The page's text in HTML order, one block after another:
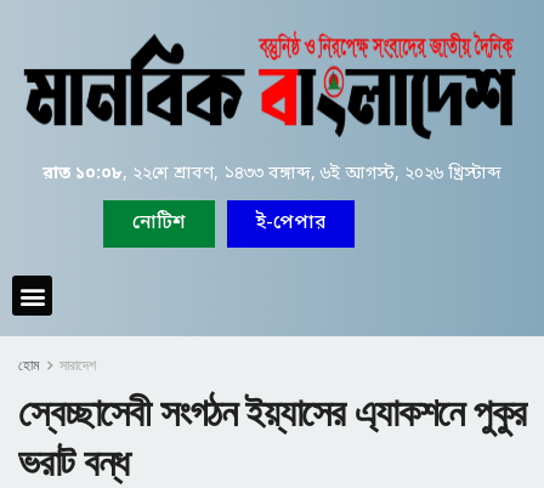
রাত ১০:০৮, ২২শে শ্রাবণ, ১৪৩৩ বঙ্গাব্দ, ৬ই আগস্ট, ২০২৬ খ্রিস্টাব্দ
নোটিশ ই-পেপার
হোম সারাদেশ
স্বেচ্ছাসেবী সংগঠন ইয়্যাসের এ্যাকশনে পুকুর
ভরাট বন্ধ